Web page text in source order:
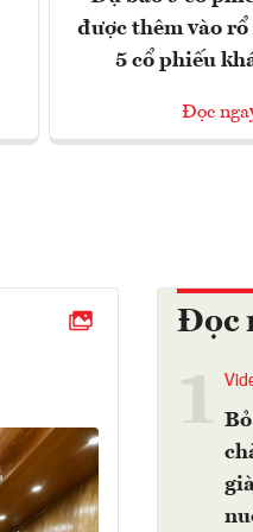
được thêm vào
5 cổ phiếu
Đọc
Đọc